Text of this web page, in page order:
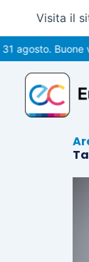
contenuto
Visita il
agosto. Buone